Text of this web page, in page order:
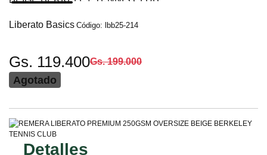
Liberato Basics Código: lbb25-214
Gs. 119.400Gs. 199.000
Agotado
Detalles